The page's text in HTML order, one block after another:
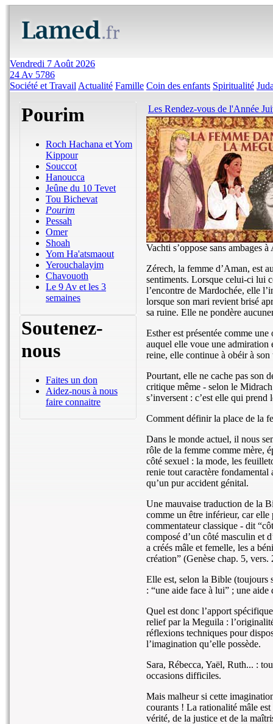
Vendredi 7 Août 2026
24 Av 5786
Société et Travail Actualité Famille Coin des enfants Spiritualité
Pourim
Roch Hachana et Yom
Kippour
Souccot
Hanoucca
Jeûne du 10 Tevet
Tou Bichevat
Pourim
Pessah
Omer
Shoah
Yom Ha'atsmaout
Yerouchalayim
Chavouoth
Le 9 Av et les 3
semaines
Soutenez-
nous
Faites un don
Aidez-nous à nous
faire connaitre
Les Rendez-vous de l'Année
Vachti s’oppose sans ambages
Zérech, la femme d’Aman, est
sentiments. Lorsque celui-ci lui
l’encontre de Mardochée, elle
lorsque son mari revient brisé
sa ruine. Elle ne pondère
Esther est présentée comme
auquel elle voue une
reine, elle continue à obéir à
Pourtant, elle ne cache pas son
critique même - selon le
s’inversent : c’est elle qui prend
Comment définir la place de la
Dans le monde actuel, il nous
rôle de la femme comme mère,
côté sexuel : la mode, les
renie tout caractère fondamental
qu’un pur accident génital.
Une mauvaise traduction de la
comme un être inférieur, car
commentateur classique - dit
composé d’un côté masculin et
a créés mâle et femelle, les a
création” (Genèse chap. 5, vers.
Elle est, selon la Bible (toujours
: “une aide face à lui” ; une
Quel est donc l’apport
relief par la Meguila :
réflexions techniques pour
l’imagination qu’elle possède.
Sara, Rébecca, Yaël, Ruth... :
occasions difficiles.
Mais malheur si cette
courants ! La rationalité mâle
vérité, de la justice et de la